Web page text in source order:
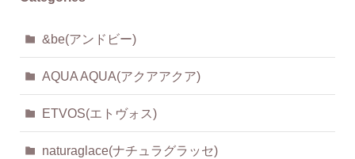
&be(アンドビー)
AQUA AQUA(アクアアクア)
ETVOS(エトヴォス)
naturaglace(ナチュラグラッセ)